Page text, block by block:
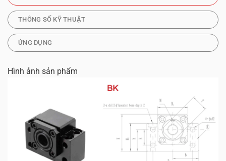
THÔNG SỐ KỸ THUẬT
ỨNG DỤNG
Hình ảnh sản phẩm